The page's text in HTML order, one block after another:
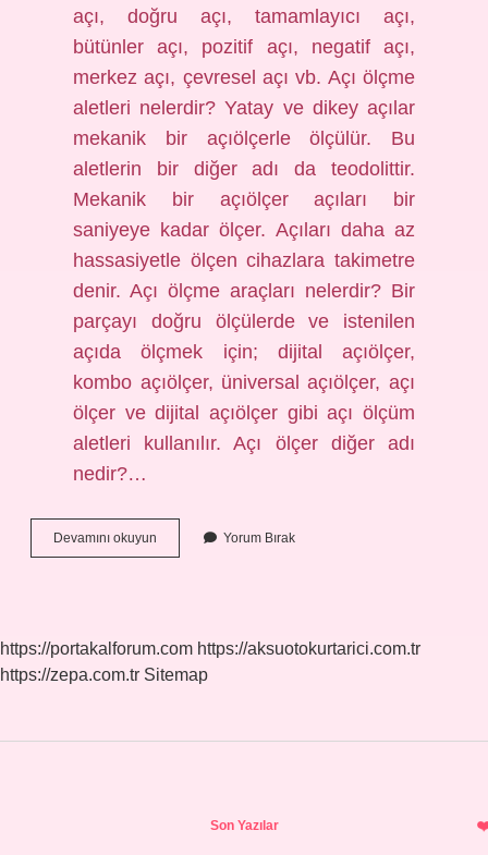
açı, doğru açı, tamamlayıcı açı,
bütünler açı, pozitif açı, negatif açı,
merkez açı, çevresel açı vb. Açı ölçme
aletleri nelerdir? Yatay ve dikey açılar
mekanik bir açıölçerle ölçülür. Bu
aletlerin bir diğer adı da teodolittir.
Mekanik bir açıölçer açıları bir
saniyeye kadar ölçer. Açıları daha az
hassasiyetle ölçen cihazlara takimetre
denir. Açı ölçme araçları nelerdir? Bir
parçayı doğru ölçülerde ve istenilen
açıda ölçmek için; dijital açıölçer,
kombo açıölçer, üniversal açıölçer, açı
ölçer ve dijital açıölçer gibi açı ölçüm
aletleri kullanılır. Açı ölçer diğer adı
nedir?…
Devamını okuyun
Ölçer
Yorum Bırak
https://portakalforum.com https://aksuotokurtarici.com.tr
https://zepa.com.tr Sitemap
Son Yazılar